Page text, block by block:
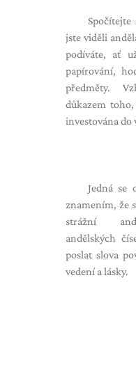
jste viděli
podíváte, ať
papírování,
předměty.
důkazem
investována do
Jedná
znamením, že
strážní
andělských
poslat slova
vedení a lásky.